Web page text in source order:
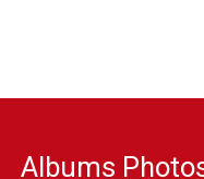
Albums